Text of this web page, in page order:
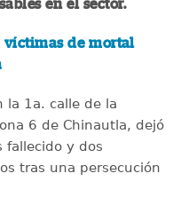
en el sector.
de mortal
la 1a. calle de la
6 de Chinautla, dejó
fallecido y dos
tras una persecución